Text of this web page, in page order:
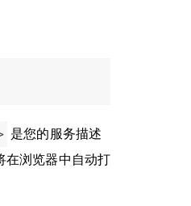
是您的服务描述
在浏览器中自动打